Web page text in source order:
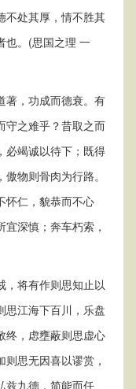
不处其厚，情不胜其
也。(思国之理 一
，功成而德衰。有
守之难乎？昔取之而
必竭诚以待下；既得
物则骨肉为行路。
怀仁，貌恭而不心
深慎；奔车朽索，
将有作则思知止以
思江海下百川，乐盘
终，虑壅蔽则思虚心
思无因喜以谬赏，
兹九德，简能而任